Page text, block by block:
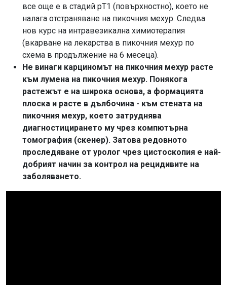
все още е в стадий pT1 (повърхностно), което не
налага отстраняване на пикочния мехур. Следва
нов курс на интравезикална химиотерапия
(вкарване на лекарства в пикочния мехур по
схема в продължение на 6 месеца).
Не винаги карциномът на пикочния мехур расте
към лумена на пикочния мехур. Понякога
растежът е на широка основа, а формацията
плоска и расте в дълбочина - към стената на
пикочния мехур, което затруднява
диагностицирането му чрез компютърна
томография (скенер). Затова редовното
проследяване от уролог чрез цистоскопия е най-
добрият начин за контрол на рецидивите на
заболяването.